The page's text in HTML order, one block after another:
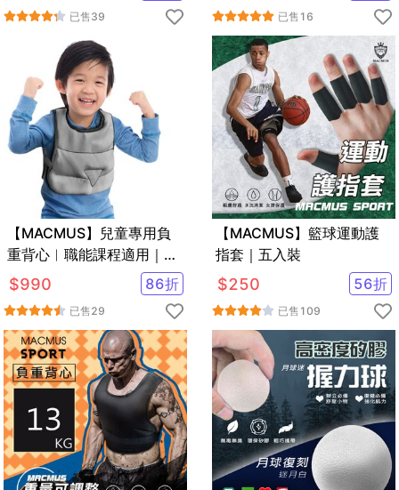
已售39 已售 16
【MACMUS】兒童專用負
重背心︳職能課程適用｜兒
童復健背心
$990 86折
已售29
【MACMUS】籃球運動護
指套｜五入裝
$250 56折
已售 109